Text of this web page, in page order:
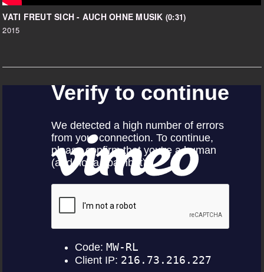
VATI FREUT SICH - AUCH OHNE MUSIK (0:31)
2015